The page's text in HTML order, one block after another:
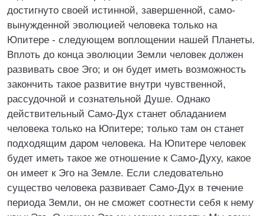
достигнуто своей истинной, завершенной, само-
вынужденной эволюцией человека только на
Юпитере - следующем воплощении нашей Планеты.
Вплоть до конца эволюции Земли человек должен
развивать свое Эго; и он будет иметь возможность
закончить такое развитие внутри чувственной,
рассудочной и сознательной Душе. Однако
действительный Само-Дух станет обладанием
человека только на Юпитере; только там он станет
подходящим даром человека. На Юпитере человек
будет иметь такое же отношение к Само-Духу, какое
он имеет к Эго на Земле. Если следовательно
существо человека развивает Само-Дух в течение
периода Земли, он не сможет соотнести себя к нему